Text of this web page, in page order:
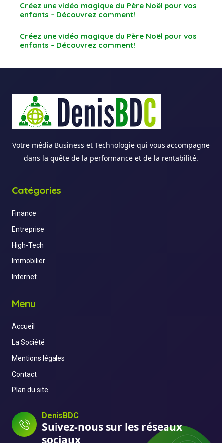
Créez une vidéo magique du Père Noël pour vos
enfants – Découvrez comment!
Créez une vidéo magique du Père Noël pour vos
enfants – Découvrez comment!
Votre média Business et Technologie qui vous accompagne
dans la quête de la performance et de la rentabilité.
Catégories
Finance
Entreprise
High-Tech
Immobilier
Internet
Menu
Accueil
La Société
Mentions légales
Contact
Plan du site
DenisBDC
Suivez-nous sur les réseaux
sociaux